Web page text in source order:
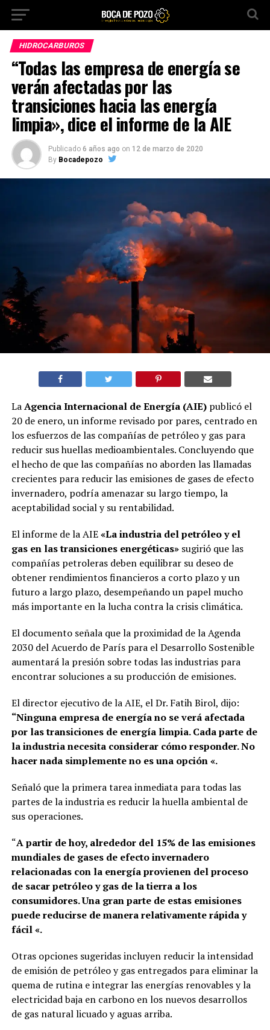
HIDROCARBUROS
“Todas las empresa de energía se
verán afectadas por las
transiciones hacia las energía
limpia», dice el informe de la AIE
Publicado 6 años ago on 12 de marzo de 2020
By Bocadepozo
LaAgencia Internacional de Energía (AIE)publicó el
20 de enero, un informe revisado por pares, centrado en
los esfuerzos de las compañías de petróleo y gas para
reducir sus huellas medioambientales. Concluyendo que
el hecho de que las compañías no aborden las llamadas
crecientes para reducir las emisiones de gases de efecto
invernadero, podría amenazar su largo tiempo, la
aceptabilidad social y su rentabilidad.
El informe de la AIE«La industria del petróleo y el
gas en las transiciones energéticas»sugirió que las
compañías petroleras deben equilibrar su deseo de
obtener rendimientos financieros a corto plazo y un
futuro a largo plazo, desempeñando un papel mucho
más importante en la lucha contra la crisis climática.
El documento señala que la proximidad de la Agenda
2030 del Acuerdo de París para el Desarrollo Sostenible
aumentará la presión sobre todas las industrias para
encontrar soluciones a su producción de emisiones.
El director ejecutivo de la AIE, el Dr. Fatih Birol, dijo:
“Ninguna empresa de energía no se verá afectada
por las transiciones de energía limpia. Cada parte de
la industria necesita considerar cómo responder. No
hacer nada simplemente no es una opción «.
Señaló que la primera tarea inmediata para todas las
partes de la industria es reducir la huella ambiental de
sus operaciones.
“A partir de hoy, alrededor del 15% de las emisiones
mundiales de gases de efecto invernadero
relacionadas con la energía provienen del proceso
de sacar petróleo y gas de la tierra a los
consumidores. Una gran parte de estas emisiones
puede reducirse de manera relativamente rápida y
fácil «.
Otras opciones sugeridas incluyen reducir la intensidad
de emisión de petróleo y gas entregados para eliminar la
quema de rutina e integrar las energías renovables y la
electricidad baja en carbono en los nuevos desarrollos
de gas natural licuado y aguas arriba.